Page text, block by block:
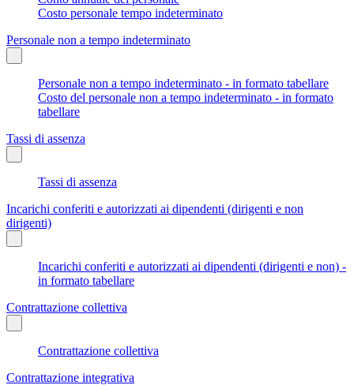
Costo personale tempo indeterminato
Personale non a tempo indeterminato
Personale non a tempo indeterminato - in formato tabellare
Costo del personale non a tempo indeterminato - in formato
tabellare
Tassi di assenza
Tassi di assenza
Incarichi conferiti e autorizzati ai dipendenti (dirigenti e non
dirigenti)
Incarichi conferiti e autorizzati ai dipendenti (dirigenti e non) -
in formato tabellare
Contrattazione collettiva
Contrattazione collettiva
Contrattazione integrativa